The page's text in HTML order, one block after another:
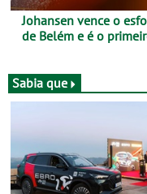
Johansen vence o
de Belém e é o
entre 5 e 16 de Agosto
Sabia que